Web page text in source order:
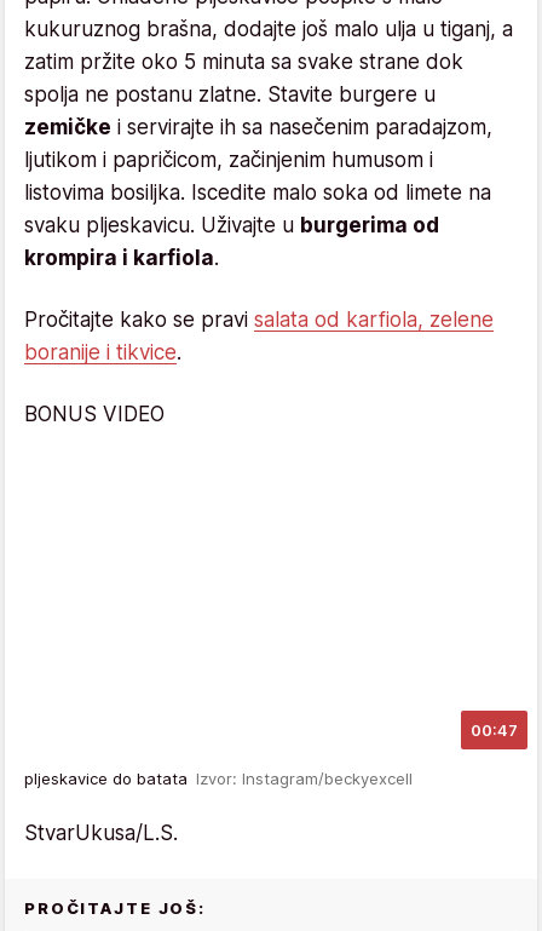
kukuruznog brašna, dodajte još malo ulja u tiganj, a
zatim pržite oko 5 minuta sa svake strane dok
spolja ne postanu zlatne. Stavite burgere u
zemičke i servirajte ih sa nasečenim paradajzom,
ljutikom i papričicom, začinjenim humusom i
listovima bosiljka. Iscedite malo soka od limete na
svaku pljeskavicu. Uživajte u burgerima od
krompira i karfiola.
Pročitajte kako se pravi salata od karfiola, zelene
boranije i tikvice.
BONUS VIDEO
00:47
pljeskavice do batata Izvor: Instagram/beckyexcell
StvarUkusa/L.S.
PROČITAJTE JOŠ: